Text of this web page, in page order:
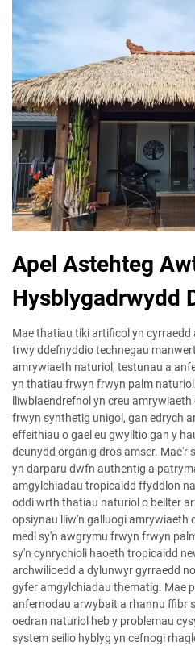
Apel Astehteg
Hysblygadrwydd
Mae thatiau tiki artificol yn
trwy ddefnyddio technegau
amrywiaeth naturiol, testunau a
yn thatiau frwyn frwyn palm
lliwblaendrefnol yn creu
frwyn synthetig unigol, gan edrych
effeithiau o gael eu gwylltio gan y
deunydd organig dros amser. Mae'r
yn darparu dwfn authentig a
amgylchiadau tropicaidd ffyddlon
oddi wrth thatiau naturiol o bellter
opsiynau lliw'n galluogi amrywiaeth
medl sy'n awgrymu frwyn frwyn
sy'n cynrychioli haoeth tropicaidd
archwilioedd a dylunwyr gyrraedd
gyfer amgylchiadau thematig. Mae
anfernodau arwybait a rhannu ffibr
oedran naturiol heb y problemau
system seilio hyblyg yn cefnogi